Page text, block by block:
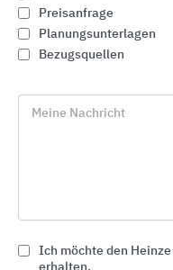
Preisanfrage
Planungsunterlagen
Bezugsquellen
Meine Nachricht
Ich möchte den
erhalten.